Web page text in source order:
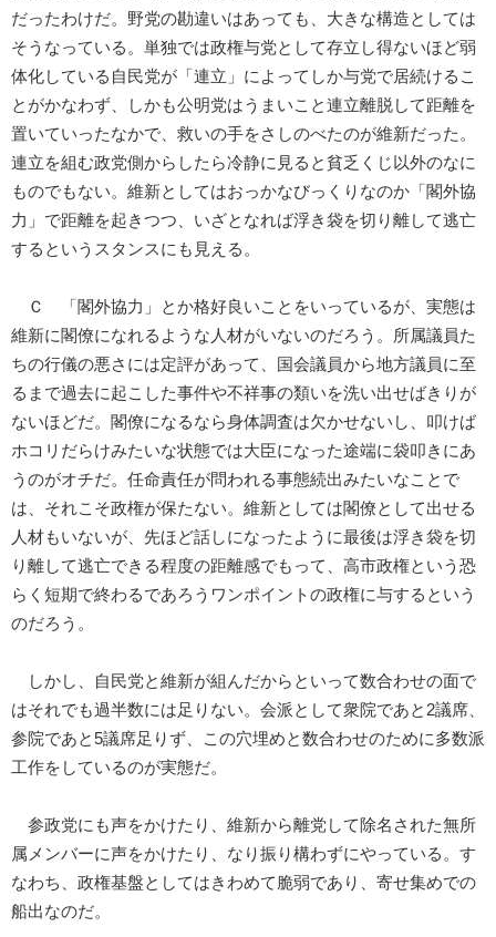
だったわけだ。野党の勘違いはあっても、大きな構造としては
そうなっている。単独では政権与党として存立し得ないほど弱
体化している自民党が「連立」によってしか与党で居続けるこ
とがかなわず、しかも公明党はうまいこと連立離脱して距離を
置いていったなかで、救いの手をさしのべたのが維新だった。
連立を組む政党側からしたら冷静に見ると貧乏くじ以外のなに
ものでもない。維新としてはおっかなびっくりなのか「閣外協
力」で距離を起きつつ、いざとなれば浮き袋を切り離して逃亡
するというスタンスにも見える。
Ｃ 「閣外協力」とか格好良いことをいっているが、実態は
維新に閣僚になれるような人材がいないのだろう。所属議員た
ちの行儀の悪さには定評があって、国会議員から地方議員に至
るまで過去に起こした事件や不祥事の類いを洗い出せばきりが
ないほどだ。閣僚になるなら身体調査は欠かせないし、叩けば
ホコリだらけみたいな状態では大臣になった途端に袋叩きにあ
うのがオチだ。任命責任が問われる事態続出みたいなことで
は、それこそ政権が保たない。維新としては閣僚として出せる
人材もいないが、先ほど話しになったように最後は浮き袋を切
り離して逃亡できる程度の距離感でもって、高市政権という恐
らく短期で終わるであろうワンポイントの政権に与するという
のだろう。
しかし、自民党と維新が組んだからといって数合わせの面で
はそれでも過半数には足りない。会派として衆院であと2議席、
参院であと5議席足りず、この穴埋めと数合わせのために多数派
工作をしているのが実態だ。
参政党にも声をかけたり、維新から離党して除名された無所
属メンバーに声をかけたり、なり振り構わずにやっている。す
なわち、政権基盤としてはきわめて脆弱であり、寄せ集めでの
船出なのだ。